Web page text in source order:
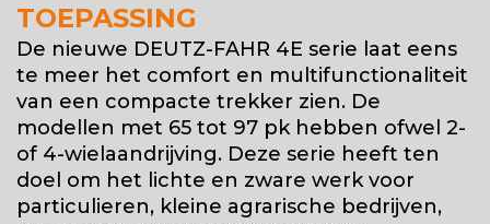
TOEPASSING
De nieuwe DEUTZ-FAHR 4E serie laat eens
te meer het comfort en multifunctionaliteit
van een compacte trekker zien. De
modellen met 65 tot 97 pk hebben ofwel 2-
of 4-wielaandrijving. Deze serie heeft ten
doel om het lichte en zware werk voor
particulieren, kleine agrarische bedrijven,